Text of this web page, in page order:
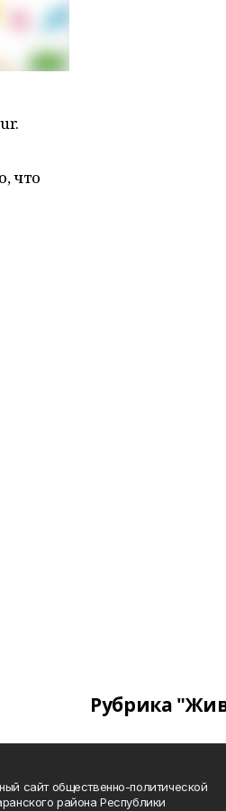
что
Рубрика
сайт общественно-политической
района Республики